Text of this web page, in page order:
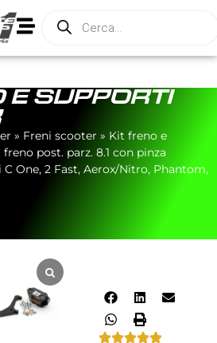
E SUPPORTI
» Freni scooter » Kit freno e
freno post. parz. 8.1 con pinza
One, 2 Fast, Aerox/Nitro, Phantom,